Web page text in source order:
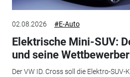
02.08.2026 #E-Auto
Elektrische Mini-SUV:
und seine Wettbewerber
Der VW ID. Cross soll die Elektro-